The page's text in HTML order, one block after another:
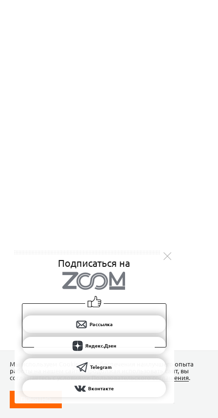
Подписаться на
Рассылка
Яндекс.Дзен
Telegram
Вконтакте
Мы используем Сookies для обеспечения наилучшего опыта
работы на нашем сайте. Продолжая использовать сайт, вы
соглашаетесь с условиямиПользовательского соглашения.
ПОНЯТНО